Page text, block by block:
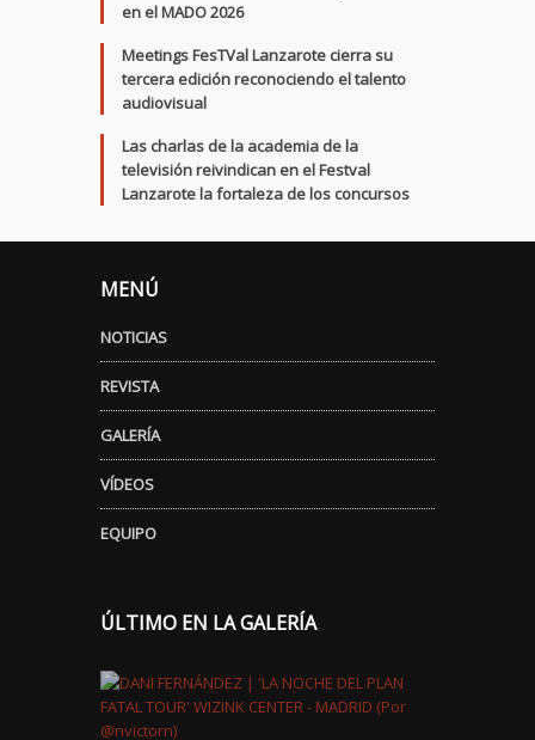
en el MADO 2026
Meetings FesTVal Lanzarote cierra su
tercera edición reconociendo el talento
audiovisual
Las charlas de la academia de la
televisión reivindican en el Festval
Lanzarote la fortaleza de los concursos
MENÚ
NOTICIAS
REVISTA
GALERÍA
VÍDEOS
EQUIPO
ÚLTIMO EN LA GALERÍA